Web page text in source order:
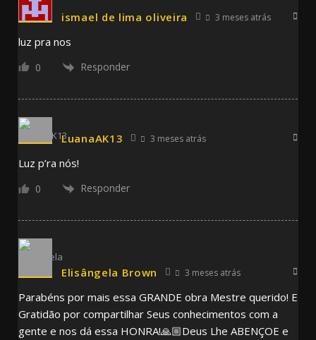
ismael de lima oliveira 3 meses atrás
luz pra nos
0 Responder
LuanaAK13 3 meses atrás
Luz p’ra nós!
0 Responder
Elisângela Brown 3 meses atrás
Parabéns por mais essa GRANDE obra Mestre querido! E
Gratidão por compartilhar Seus conhecimentos com a
gente e nos dá essa HONRA!🙏🏼Deus Lhe ABENÇOE e